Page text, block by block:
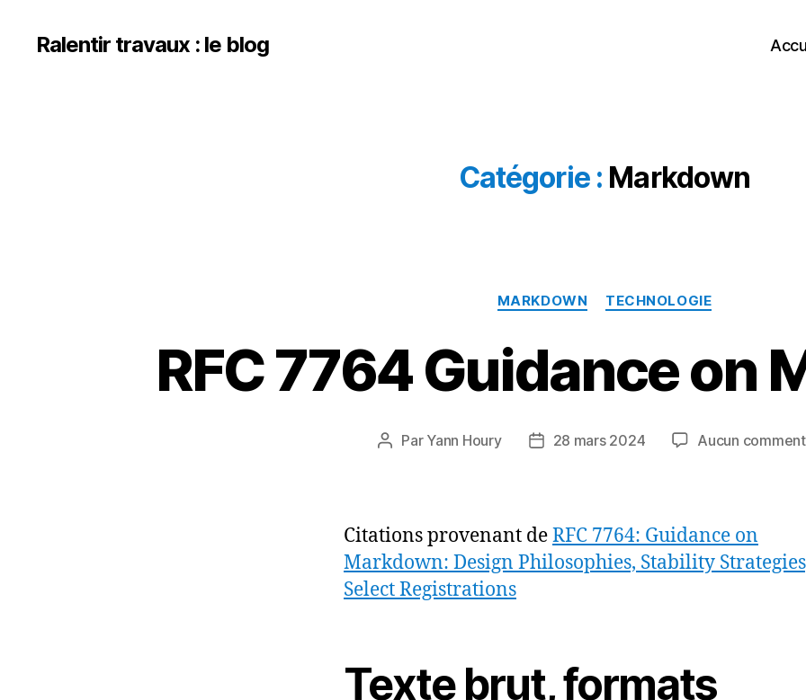
Ralentir travaux : le blog
Catégorie : Markdown
Catégories
MARKDOWN TECHNOLOGIE
RFC 7764 Guidance on
Auteur
Par Yann Houry
Date28 mars 2024 Aucun
Citations provenant deRFC 7764: Guidance on
Markdown: Design Philosophies, Stability
Select Registrations
Texte brut, formats